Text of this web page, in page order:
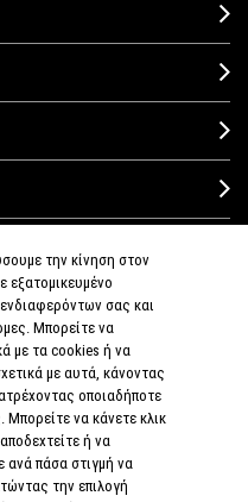
την κίνηση στον
εξατομικευμένο
σας και
Μπορείτε να
με τα cookies ή να
με αυτά, κάνοντας
οποιαδήποτε
να κάνετε κλικ
ή να
ανά πάσα στιγμή να
την επιλογή